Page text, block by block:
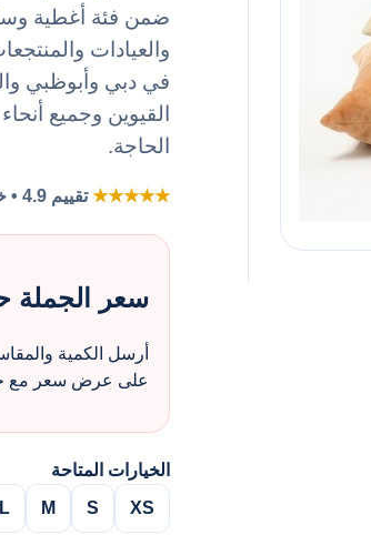
والعيادات
في دبي وأبوظبي
القيوين وجميع
الحاجة.
★★★★★تقييم 4.9 • خيار مفضل لطلبات الزي بالجملة
سعر
أرسل الكمية
على عرض سعر مع
الخيارات المتاحة
XS
S
M
L